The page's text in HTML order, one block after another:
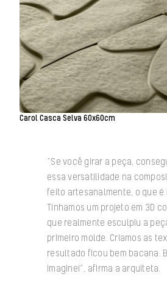
Carol Casca Selva 60x60cm
“Se você girar a peça,
essa versatilidade na
feito artesanalmente, o que é
Tínhamos um projeto em 3D
que realmente esculpiu a
primeiro molde. Criamos as
resultado ficou bem bacana.
imaginei”, afirma a arquiteta.